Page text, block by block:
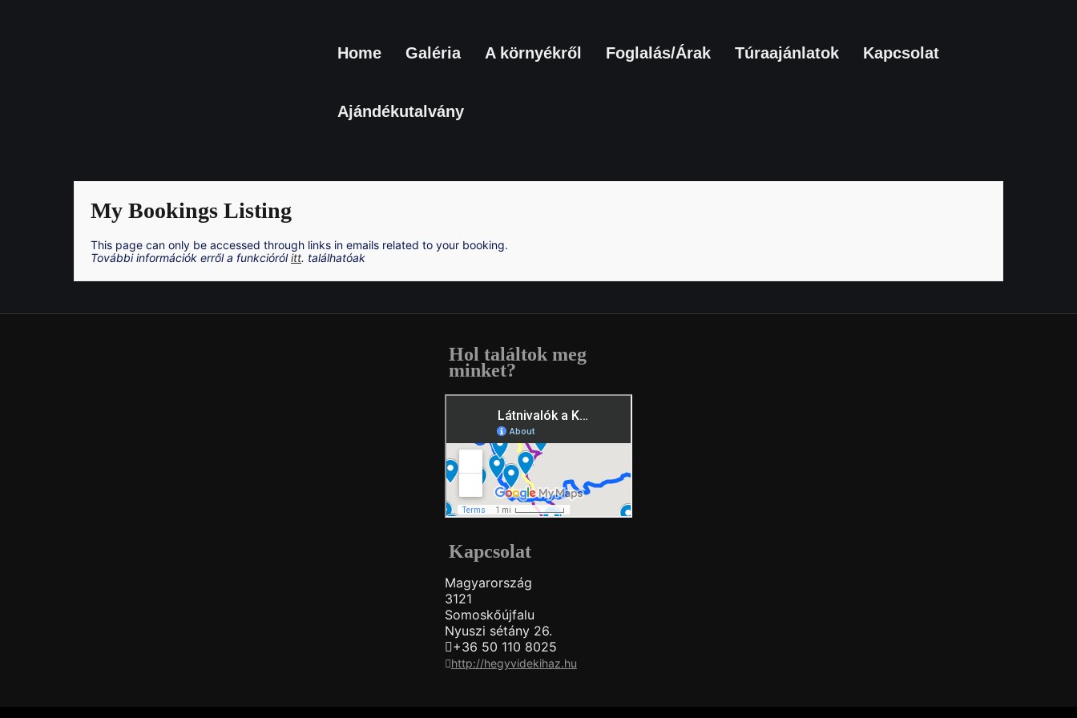
Home Galéria A környékről Foglalás/Árak Túraajánlatok Kapcsolat
Ajándékutalvány
My Bookings Listing
This page can only be accessed through links in emails related to your booking.
További információk erről a funkciórólitt. találhatóak
Hol találtok meg
minket?
Kapcsolat
Magyarország
3121
Somoskőújfalu
Nyuszi sétány 26.
+36 50 110 8025
http://hegyvidekihaz.hu